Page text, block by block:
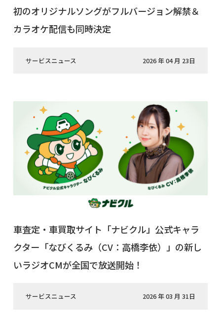
初のオリジナルソングがフルバージョン解禁＆
カラオケ配信も同時決定
サービスニュース 2026 年 04 月 23日
車査定・車買取サイト「ナビクル」公式キャラ
クター「なびくるみ（CV：高橋李依）」の新し
いラジオCMが全国で放送開始！
サービスニュース 2026 年 03 月 31日